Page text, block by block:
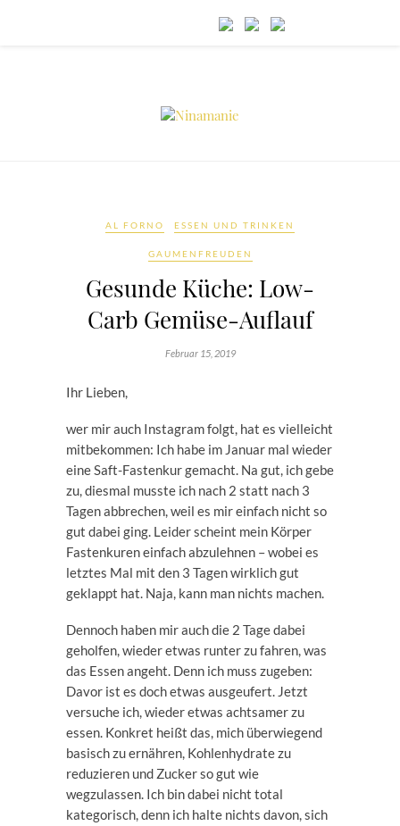
AL FORNO ESSEN UND TRINKEN
GAUMENFREUDEN
Gesunde Küche: Low-
Carb Gemüse-Auflauf
Februar 15, 2019
Ihr Lieben,
wer mir auch Instagram folgt, hat es vielleicht
mitbekommen: Ich habe im Januar mal wieder
eine Saft-Fastenkur gemacht. Na gut, ich gebe
zu, diesmal musste ich nach 2 statt nach 3
Tagen abbrechen, weil es mir einfach nicht so
gut dabei ging. Leider scheint mein Körper
Fastenkuren einfach abzulehnen – wobei es
letztes Mal mit den 3 Tagen wirklich gut
geklappt hat. Naja, kann man nichts machen.
Dennoch haben mir auch die 2 Tage dabei
geholfen, wieder etwas runter zu fahren, was
das Essen angeht. Denn ich muss zugeben:
Davor ist es doch etwas ausgeufert. Jetzt
versuche ich, wieder etwas achtsamer zu
essen. Konkret heißt das, mich überwiegend
basisch zu ernähren, Kohlenhydrate zu
reduzieren und Zucker so gut wie
wegzulassen. Ich bin dabei nicht total
kategorisch, denn ich halte nichts davon, sich